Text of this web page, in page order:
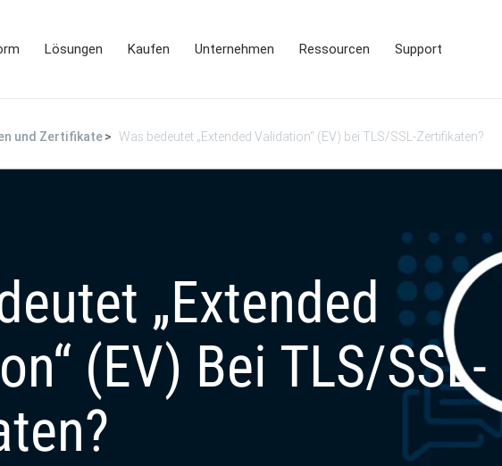
Lösungen Kaufen Unternehmen Ressourcen Support
und Zertifikate Was bedeutet „Extended Validation“ (EV) bei TLS/SSL-Zertifikaten?
„Extended
(EV) Bei TLS/SSL-